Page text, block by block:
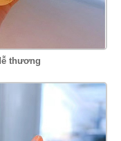
thương